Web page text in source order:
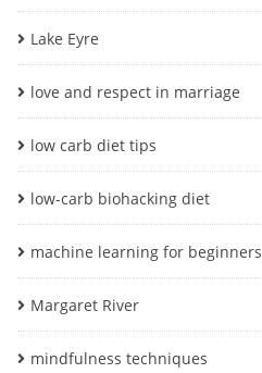
Lake Eyre
love and respect in marriage
low carb diet tips
low-carb biohacking diet
machine learning for beginners
Margaret River
mindfulness techniques